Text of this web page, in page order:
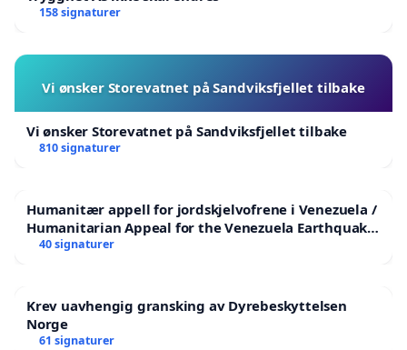
158 signaturer
Vi ønsker Storevatnet på Sandviksfjellet tilbake
Vi ønsker Storevatnet på Sandviksfjellet tilbake
810 signaturer
Humanitær appell for jordskjelvofrene i Venezuela /
Humanitarian Appeal for the Venezuela Earthquake
Victims
40 signaturer
Krev uavhengig gransking av Dyrebeskyttelsen
Norge
61 signaturer